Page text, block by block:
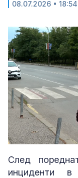
08.07.2026 • 18:54
Unmute
След
инциденти